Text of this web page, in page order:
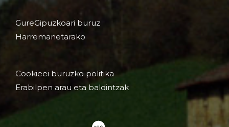
GureGipuzkoari buruz
Harremanetarako
Cookieei buruzko politika
Erabilpen arau eta baldintzak